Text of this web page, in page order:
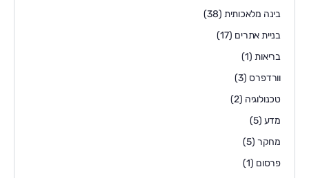
בינה מלאכותית (38)
בניית אתרים (17)
בריאות(1)
וורדפרס (3)
טכנולוגיה (2)
מדע (5)
מחקר (5)
פרסום (1)